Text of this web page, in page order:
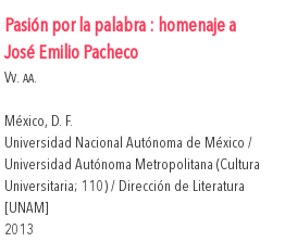
Pasión por la palabra : homenaje a
José Emilio Pacheco
Vv. aa.
México, D. F.
Universidad Nacional Autónoma de México /
Universidad Autónoma Metropolitana (Cultura
Universitaria; 110) / Dirección de Literatura
[UNAM]
2013